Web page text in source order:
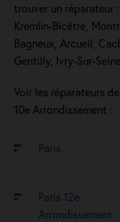
trouver un réparateur
Kremlin-Bicêtre,
Bagneux, Arcueil,
Gentilly, Ivry-Sur-
Voir les réparateurs
10e Arrondissement :
Paris
Paris 12e
Arrondissement